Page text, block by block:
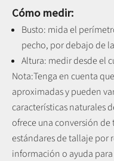
Cómo medir:
Busto: mida el
pecho, por debajo de
Altura: medir desde el
Nota:Tenga en cuenta
aproximadas y pueden
características naturales
ofrece una conversión
estándares de tallaje por
información o ayuda